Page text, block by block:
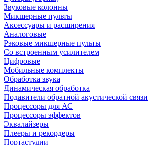
Звуковые колонны
Микшерные пульты
Аксессуары и расширения
Аналоговые
Рэковые микшерные пульты
Со встроенным усилителем
Цифровые
Мобильные комплекты
Обработка звука
Динамическая обработка
Подавители обратной акустической связи
Процессоры для АС
Процессоры эффектов
Эквалайзеры
Плееры и рекордеры
Портастудии